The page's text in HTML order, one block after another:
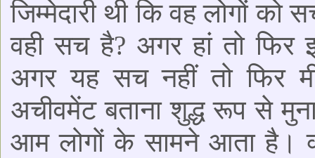
जिम्मेदारी थी कि वह लोगों को
वही सच है? अगर हां तो
अगर यह सच नहीं तो फिर
अचीवमेंट बताना शुद्ध रूप से
आम लोगों के सामने आता है।